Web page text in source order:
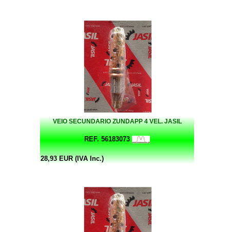
VEIO SECUNDARIO ZUNDAPP 4 VEL. JASIL
REF. 56183073
28,93 EUR (IVA Inc.)